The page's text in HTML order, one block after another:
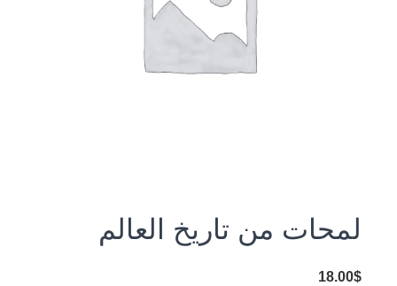
لمحات من تاريخ العالم
18.00$